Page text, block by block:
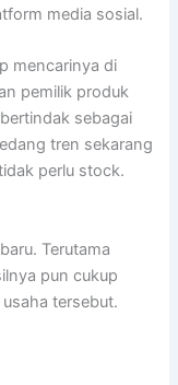
media sosial.
mencarinya di
pemilik produk
sebagai
tren sekarang
perlu stock.
Terutama
pun cukup
tersebut.